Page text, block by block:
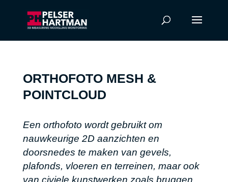
ORTHOFOTO MESH &
POINTCLOUD
Een orthofoto wordt gebruikt om
nauwkeurige 2D aanzichten en
doorsnedes te maken van gevels,
plafonds, vloeren en terreinen, maar ook
van civiele kunstwerken zoals bruggen